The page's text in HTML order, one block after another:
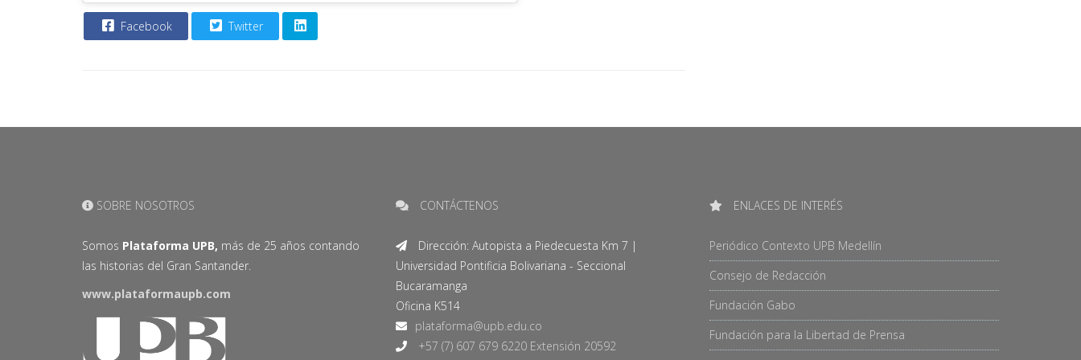
Facebook Twitter
SOBRE NOSOTROS
Somos Plataforma UPB, más de 25 años contando
las historias del Gran Santander.
www.plataformaupb.com
CONTÁCTENOS
Dirección: Autopista a Piedecuesta Km 7 |
Universidad Pontificia Bolivariana - Seccional
Bucaramanga
Oficina K514
+57 (7) 607 679 6220 Extensión 20592
ENLACES DE INTERÉS
Periódico Contexto UPB Medellín
Consejo de Redacción
Fundación Gabo
Fundación para la Libertad de Prensa